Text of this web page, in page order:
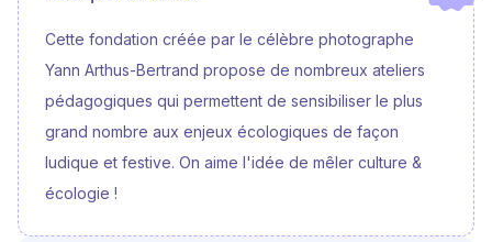
commerçants/TPE d’autre part en collaboration avec la BPI régionale,
la Chambre de Commerce et d’Industrie, Clus'Ter Jura, AlonsZi, Made
in Jura et d’autres acteurs du territoire ; - Un programme de formation
des équipes municipales et élus au sein de la mairie et de
l’agglomération (ECLA) en lien avec l’ADEME ; - Une expérimentation du
Service Civique Ecologique au sein de la mairie. EN SAVOIR PLUS
: https://www.lavilleduchangement.org/
Cette fondation créée par le célèbre photographe
Yann Arthus-Bertrand propose de nombreux ateliers
pédagogiques qui permettent de sensibiliser le plus
grand nombre aux enjeux écologiques de façon
ludique et festive. On aime l'idée de mêler culture &
écologie !